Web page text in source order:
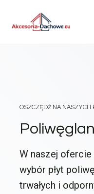
OSZCZĘDŹ NA NASZYCH
W naszej
wybór płyt
trwałych i